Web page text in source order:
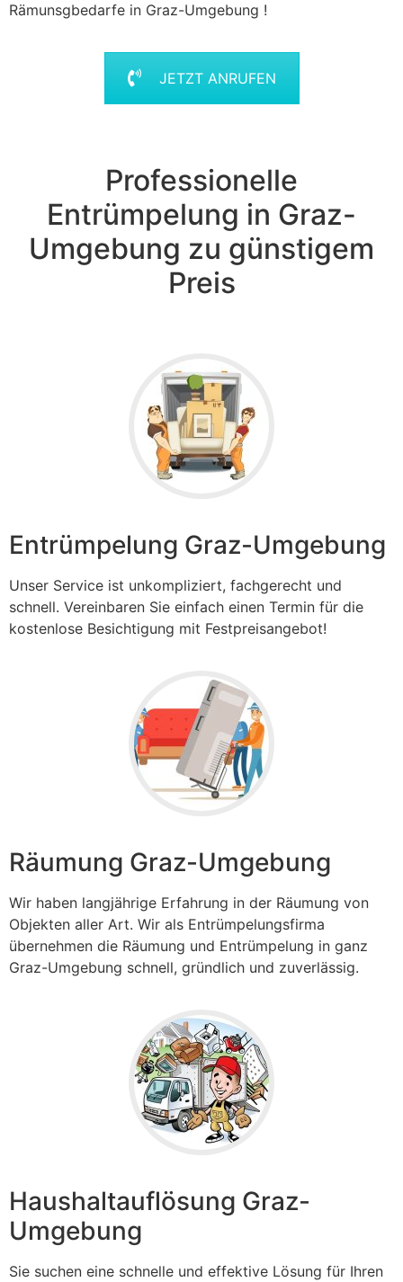
Rämunsgbedarfe in Graz-Umgebung !
JETZT ANRUFEN
Professionelle
Entrümpelung in Graz-
Umgebung zu günstigem
Preis
Entrümpelung Graz-Umgebung
Unser Service ist unkompliziert, fachgerecht und
schnell. Vereinbaren Sie einfach einen Termin für die
kostenlose Besichtigung mit Festpreisangebot!
Räumung Graz-Umgebung
Wir haben langjährige Erfahrung in der Räumung von
Objekten aller Art. Wir als Entrümpelungsfirma
übernehmen die Räumung und Entrümpelung in ganz
Graz-Umgebung schnell, gründlich und zuverlässig.
Haushaltauflösung Graz-
Umgebung
Sie suchen eine schnelle und effektive Lösung für Ihren